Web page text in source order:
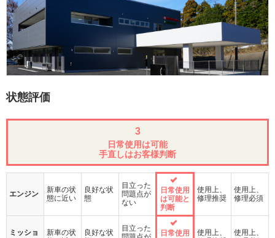
状態評価
3
日常使用は可能
手直しはお客様判断
エンジン
新車の状
態に近い
良好な状
態
目立った
問題点が
ない
日常使用
は可能と
判断
使用上、
修理推奨
使用上、
修理必須
ミッショ
新車の状
良好な状
目立った
日常使用
使用上、
使用上、